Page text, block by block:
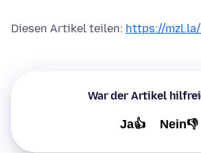
Diesen Artikel teilen: https://mzl.la/
War der Artikel
Ja👍 Nein👎